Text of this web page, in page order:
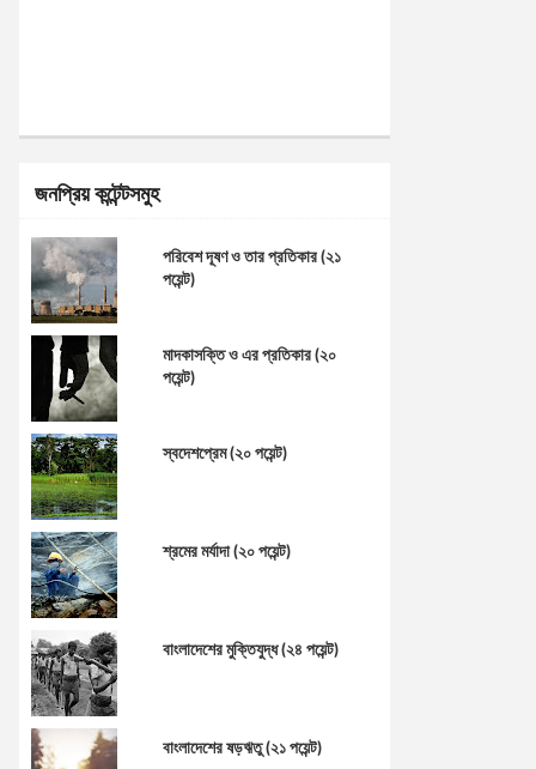
জনপ্রিয় কন্টেন্টসমুহ
পরিবেশ দূষণ ও তার প্রতিকার (২১
পয়েন্ট)
মাদকাসক্তি ও এর প্রতিকার (২০
পয়েন্ট)
স্বদেশপ্রেম (২০ পয়েন্ট)
শ্রমের মর্যাদা (২০ পয়েন্ট)
বাংলাদেশের মুক্তিযুদ্ধ (২৪ পয়েন্ট)
বাংলাদেশের ষড়ঋতু (২১ পয়েন্ট)